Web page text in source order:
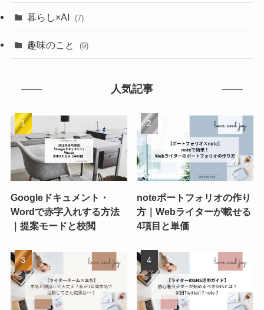
暮らし×AI (7)
趣味のこと (9)
人気記事
Googleドキュメント・
Wordで赤字入れする方法
｜提案モードと校閲
noteポートフォリオの作り
方｜Webライターが載せる
4項目と単価